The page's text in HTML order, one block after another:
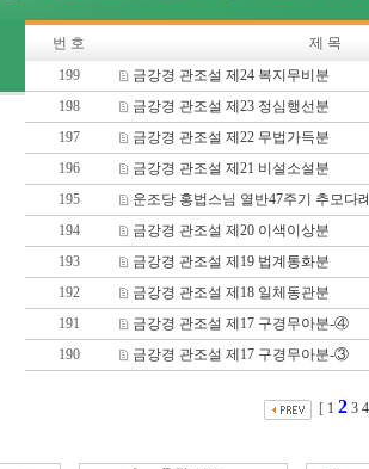
번 호
제 목
199
금강경 관조설 제24 복지무비분
198
금강경 관조설 제23 정심행선분
197
금강경 관조설 제22 무법가득분
196
금강경 관조설 제21 비설소설분
195
운조당 홍법스님 열반47주기 추모다
194
금강경 관조설 제20 이색이상분
193
금강경 관조설 제19 법계통화분
192
금강경 관조설 제18 일체동관분
191
금강경 관조설 제17 구경무아분-④
190
금강경 관조설 제17 구경무아분-③
[ 1 2 3 4